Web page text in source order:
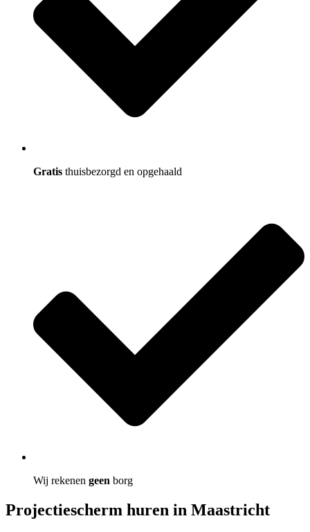
Gratis thuisbezorgd en opgehaald
Wij rekenen geen borg
Projectiescherm huren in Maastricht